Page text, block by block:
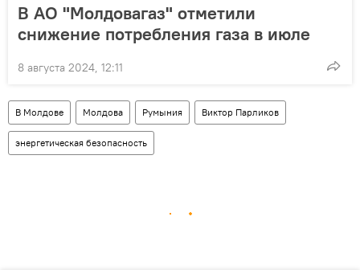
В АО "Молдовагаз" отметили
снижение потребления газа в июле
8 августа 2024, 12:11
В Молдове Молдова Румыния Виктор Парликов
энергетическая безопасность